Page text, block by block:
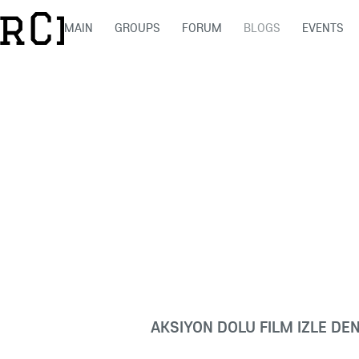
MAIN GROUPS FORUM BLOGS EVENTS
AKSIYON DOLU FILM IZLE